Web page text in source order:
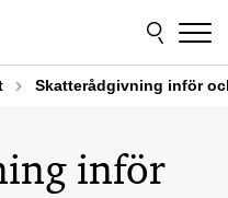
Skatterådgivning inför
inför